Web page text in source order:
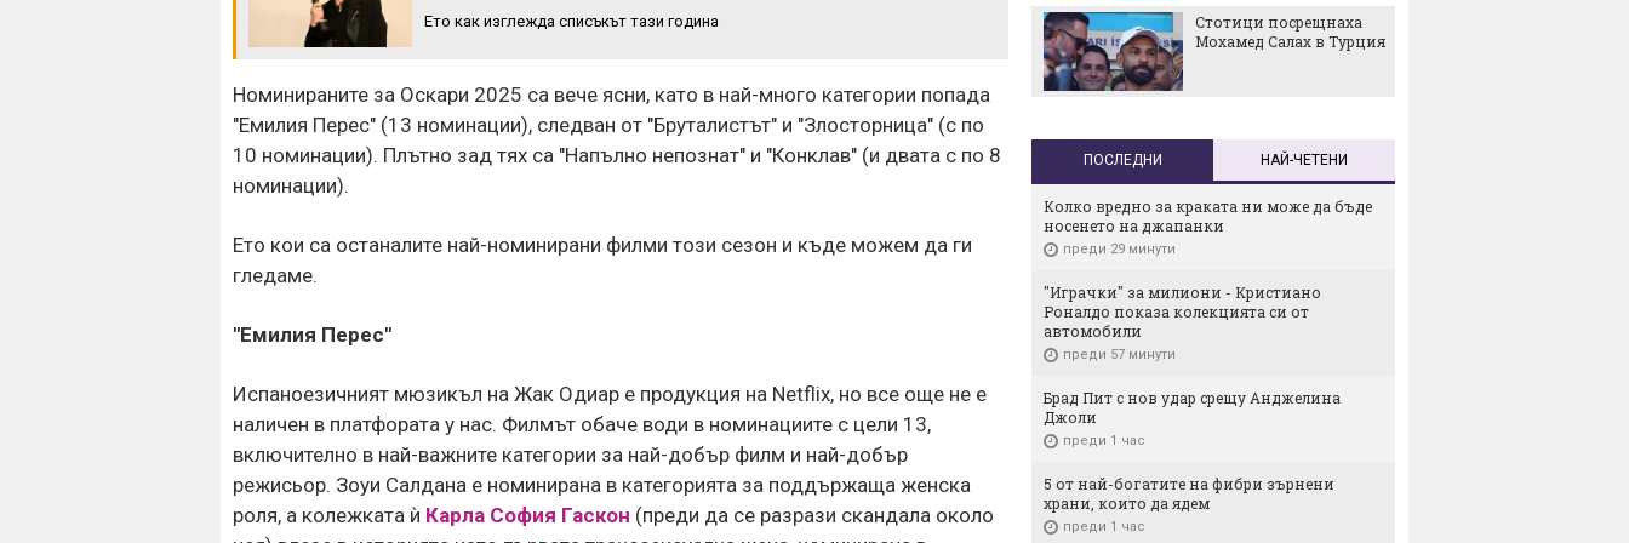
Ето как изглежда списъкът тази година
Номинираните за Оскари 2025 са вече ясни, като в най-много категории попада
"Емилия Перес" (13 номинации), следван от "Бруталистът" и "Злосторница" (с по
10 номинации). Плътно зад тях са "Напълно непознат" и "Конклав" (и двата с по 8
номинации).
Ето кои са останалите най-номинирани филми този сезон и къде можем да ги
гледаме.
"Емилия Перес"
Испаноезичният мюзикъл на Жак Одиар е продукция на Netflix, но все още не е
наличен в платфората у нас. Филмът обаче води в номинациите с цели 13,
включително в най-важните категории за най-добър филм и най-добър
режисьор. Зоуи Салдана е номинирана в категорията за поддържаща женска
роля, а колежката ѝ Карла София Гаскон (преди да се разрази скандала около
жертви
правителства и служби
скочи с 30% за ден. Защо
Европа не я иска?
Стотици посрещнаха
Мохамед Салах в Турция
ПОСЛЕДНИ НАЙ-ЧЕТЕНИ
Колко вредно за краката ни може да бъде
носенето на джапанки
преди 29 минути
"Играчки" за милиони - Кристиaно
Роналдо показа колекцията си от
автомобили
преди 57 минути
Брад Пит с нов удар срещу Анджелина
Джоли
преди 1 час
5 от най-богатите на фибри зърнени
храни, които да ядем
преди 1 час